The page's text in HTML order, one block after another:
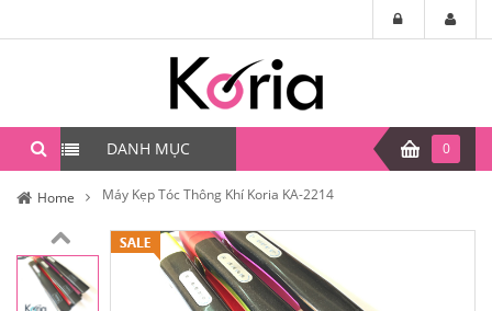
DANH MỤC 0
Home Máy Kẹp Tóc Thông Khí Koria KA-2214